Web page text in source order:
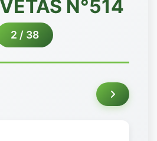
N°514
2 / 38